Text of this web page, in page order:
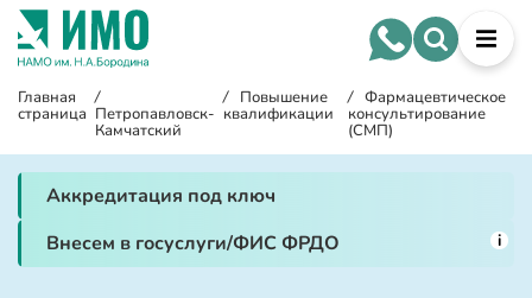
Главная
страница
/
Петропавловск-
Камчатский
/ Повышение
квалификации
/ Фармацевтическое
консультирование
(СМП)
Аккредитация под ключ
Внесем в госуслуги/ФИС ФРДО
i